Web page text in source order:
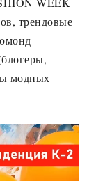
трендовые
модных